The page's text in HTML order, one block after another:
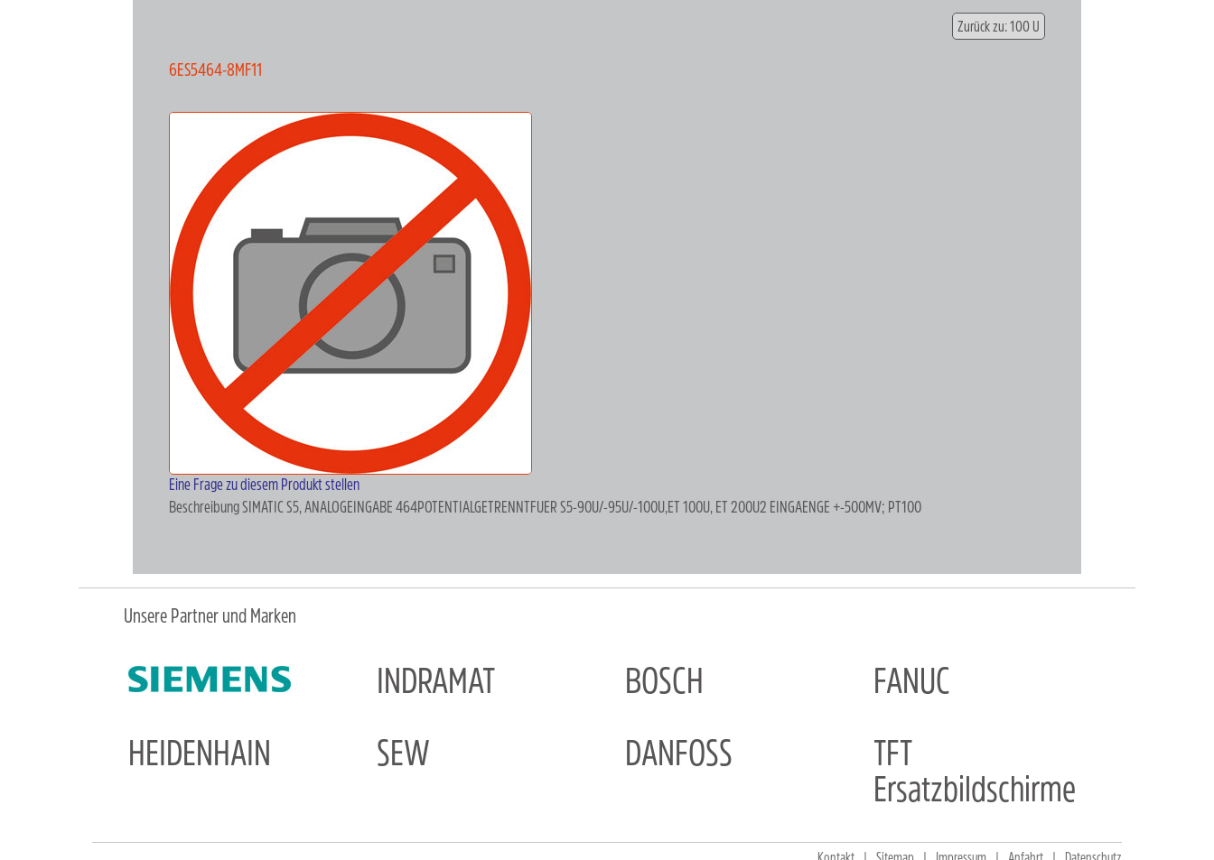
Zurück zu: 100 U
6ES5464-8MF11
Eine Frage zu diesem Produkt stellen
BeschreibungSIMATIC S5, ANALOGEINGABE 464POTENTIALGETRENNTFUER S5-90U/-95U/-100U,ET 100U, ET 200U2 EINGAENGE +-500MV; PT100
Unsere Partner und Marken
INDRAMAT BOSCH
FANUC
HEIDENHAIN
SEW DANFOSS
TFT
Ersatzbildschirme